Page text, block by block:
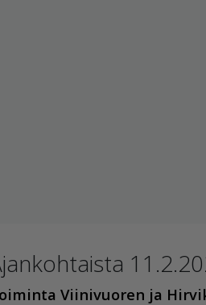
Viinivuoren ja